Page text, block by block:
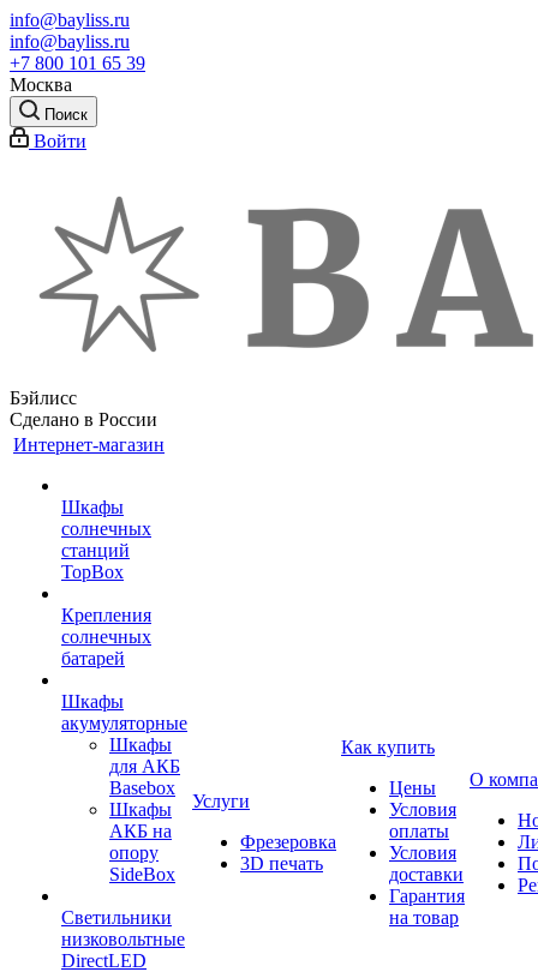
info@bayliss.ru
info@bayliss.ru
+7 800 101 65 39
Москва
Поиск
Войти
Бэйлисс
Сделано в России
Интернет-магазин
Шкафы
солнечных
станций
TopBox
Крепления
солнечных
батарей
Шкафы
акумуляторные
Шкафы
для АКБ
Basebox
Шкафы
АКБ на
опору
SideBox
Светильники
низковольтные
DirectLED
Услуги
Фрезеровка
3D печать
Как купить
Цены
Условия
оплаты
Условия
доставки
Гарантия
на товар
О